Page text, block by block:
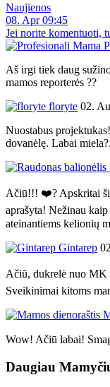
Naujienos
08. Apr 09:45
Jei norite komentuoti,
Aš irgi tiek daug
mamos reporterės ??
floryte 02.
Nuostabus
dovanėlę. Labai miela?.
Ačiū!!! ❤️? Apskritai
aprašyta! Nežinau
ateinantiems kelionių
Gintarep
Ačiū, dukrelė nuo
Sveikinimai kitoms
Wow! Ačiū labai!
Daugiau